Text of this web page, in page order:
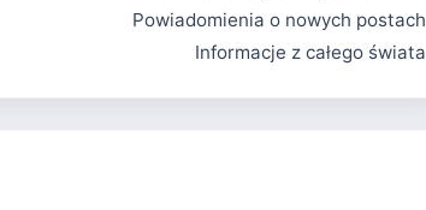
Powiadomienia o nowych postach
Informacje z całego świata